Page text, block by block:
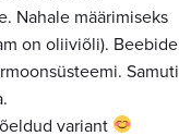
Nahale määrimiseks
on oliiviõli). Beebide
Samuti
variant